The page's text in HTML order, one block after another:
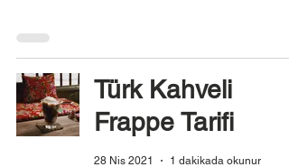
Türk Kahveli
Frappe Tarifi
28 Nis 2021 1 dakikada okunur